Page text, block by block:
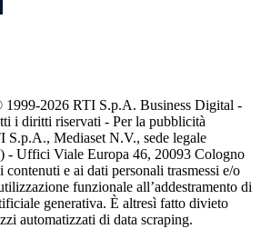
1999-2026 RTI S.p.A. Business Digital -
i diritti riservati - Per la pubblicità
S.p.A., Mediaset N.V., sede legale
- Uffici Viale Europa 46, 20093 Cologno
contenuti e ai dati personali trasmessi e/o
funzionale all’addestramento di
generativa. È altresì fatto divieto
automatizzati di data scraping.